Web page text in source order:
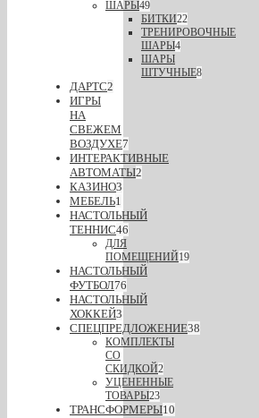
ШАРЫ49
БИТКИ22
ТРЕНИРОВОЧНЫЕ
ШАРЫ4
ШАРЫ
ШТУЧНЫЕ8
ДАРТС2
ИГРЫ
НА
СВЕЖЕМ
ВОЗДУХЕ7
ИНТЕРАКТИВНЫЕ
АВТОМАТЫ2
КАЗИНО3
МЕБЕЛЬ1
НАСТОЛЬНЫЙ
ТЕННИС46
ДЛЯ
ПОМЕЩЕНИЙ19
НАСТОЛЬНЫЙ
ФУТБОЛ76
НАСТОЛЬНЫЙ
ХОККЕЙ3
СПЕЦПРЕДЛОЖЕНИЕ38
КОМПЛЕКТЫ
СО
СКИДКОЙ2
УЦЕНЕННЫЕ
ТОВАРЫ23
ТРАНСФОРМЕРЫ10